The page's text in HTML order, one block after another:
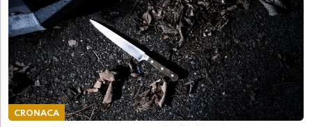
CRONACA